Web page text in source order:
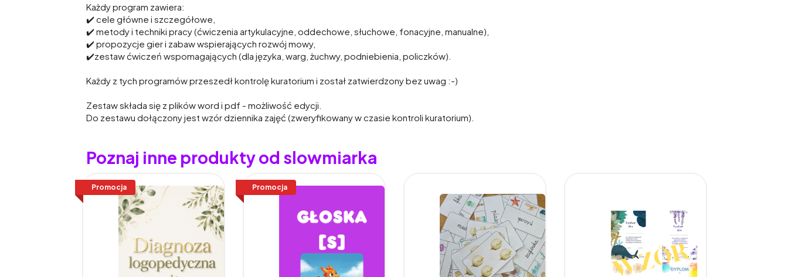
Każdy program zawiera:
✔️cele główne i szczegółowe,
✔️metody i techniki pracy (ćwiczenia artykulacyjne, oddechowe, słuchowe, fonacyjne, manualne),
✔️propozycje gier i zabaw wspierających rozwój mowy,
✔️zestaw ćwiczeń wspomagających (dla języka, warg, żuchwy, podniebienia, policzków).
Każdy z tych programów przeszedł kontrolę kuratorium i został zatwierdzony bez uwag :-)
Zestaw składa się z plików word i pdf - możliwość edycji.
Do zestawu dołączony jest wzór dziennika zajęć (zweryfikowany w czasie kontroli kuratorium).
Poznaj inne produkty od slowmiarka
Promocja Promocja